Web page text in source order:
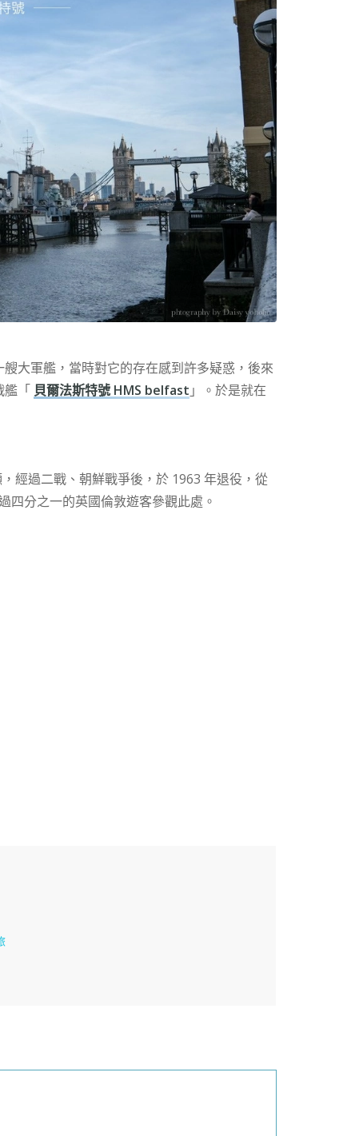
艘大軍艦，當時對它的存在感到許多疑惑，後來
艦「 貝爾法斯特號 HMS belfast 」。於是就在
經過二戰、朝鮮戰爭後，於 1963 年退役，從
四分之一的英國倫敦遊客參觀此處。